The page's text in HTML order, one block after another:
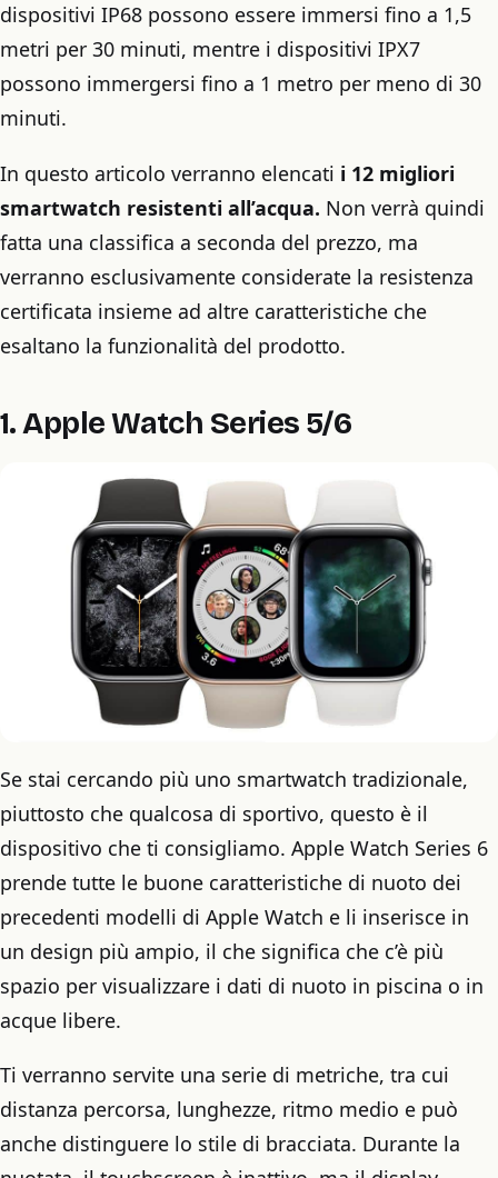
dispositivi IP68 possono essere immersi fino a 1,5
metri per 30 minuti, mentre i dispositivi IPX7
possono immergersi fino a 1 metro per meno di 30
minuti.
In questo articolo verranno elencati i 12 migliori
smartwatch resistenti all’acqua. Non verrà quindi
fatta una classifica a seconda del prezzo, ma
verranno esclusivamente considerate la resistenza
certificata insieme ad altre caratteristiche che
esaltano la funzionalità del prodotto.
1. Apple Watch Series 5/6
Se stai cercando più uno smartwatch tradizionale,
piuttosto che qualcosa di sportivo, questo è il
dispositivo che ti consigliamo. Apple Watch Series 6
prende tutte le buone caratteristiche di nuoto dei
precedenti modelli di Apple Watch e li inserisce in
un design più ampio, il che significa che c’è più
spazio per visualizzare i dati di nuoto in piscina o in
acque libere.
Ti verranno servite una serie di metriche, tra cui
distanza percorsa, lunghezze, ritmo medio e può
anche distinguere lo stile di bracciata. Durante la